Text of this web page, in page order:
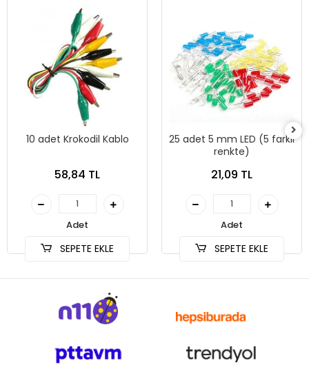
10 adet Krokodil Kablo
58,84 TL
Adet
SEPETE EKLE
25 adet 5 mm LED (5 farklı
renkte)
21,09 TL
Adet
SEPETE EKLE